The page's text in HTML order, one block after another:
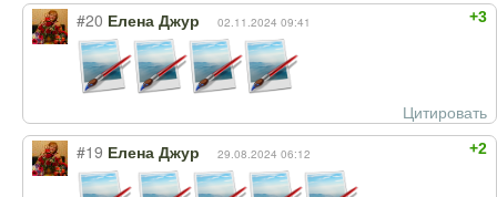
+3
#20 Елена Джур 02.11.2024 09:41
Цитировать
+2
#19 Елена Джур 29.08.2024 06:12